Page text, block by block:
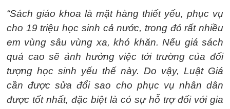
“Sách giáo khoa là mặt hàng thiết yếu, phục vụ
cho 19 triệu học sinh cả nước, trong đó rất nhiều
em vùng sâu vùng xa, khó khăn. Nếu giá sách
quá cao sẽ ảnh hưởng việc tới trường của đối
tượng học sinh yếu thế này. Do vậy, Luật Giá
cần được sửa đổi sao cho phục vụ nhân dân
được tốt nhất, đặc biệt là có sự hỗ trợ đối với gia